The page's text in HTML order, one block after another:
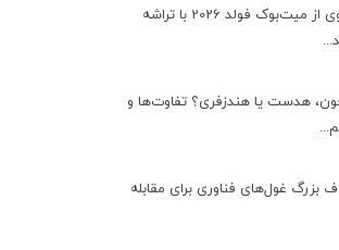
هواوی از میت‌بوک فولد 2026 با تراشه
هدست یا هندزفری؟ تفاوت‌ها و
بزرگ غول‌های فناوری برای مقابله